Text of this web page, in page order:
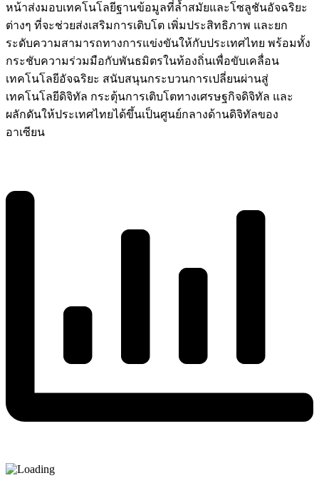
หน้าส่งมอบเทคโนโลยีฐานข้อมูลที่ล้ำสมัยและโซลูชันอัจฉริยะ
ต่างๆ ที่จะช่วยส่งเสริมการเติบโต เพิ่มประสิทธิภาพ และยก
ระดับความสามารถทางการแข่งขันให้กับประเทศไทย พร้อมทั้ง
กระชับความร่วมมือกับพันธมิตรในท้องถิ่นเพื่อขับเคลื่อน
เทคโนโลยีอัจฉริยะ สนับสนุนกระบวนการเปลี่ยนผ่านสู่
เทคโนโลยีดิจิทัล กระตุ้นการเติบโตทางเศรษฐกิจดิจิทัล และ
ผลักดันให้ประเทศไทยได้ขึ้นเป็นศูนย์กลางด้านดิจิทัลของ
อาเซียน